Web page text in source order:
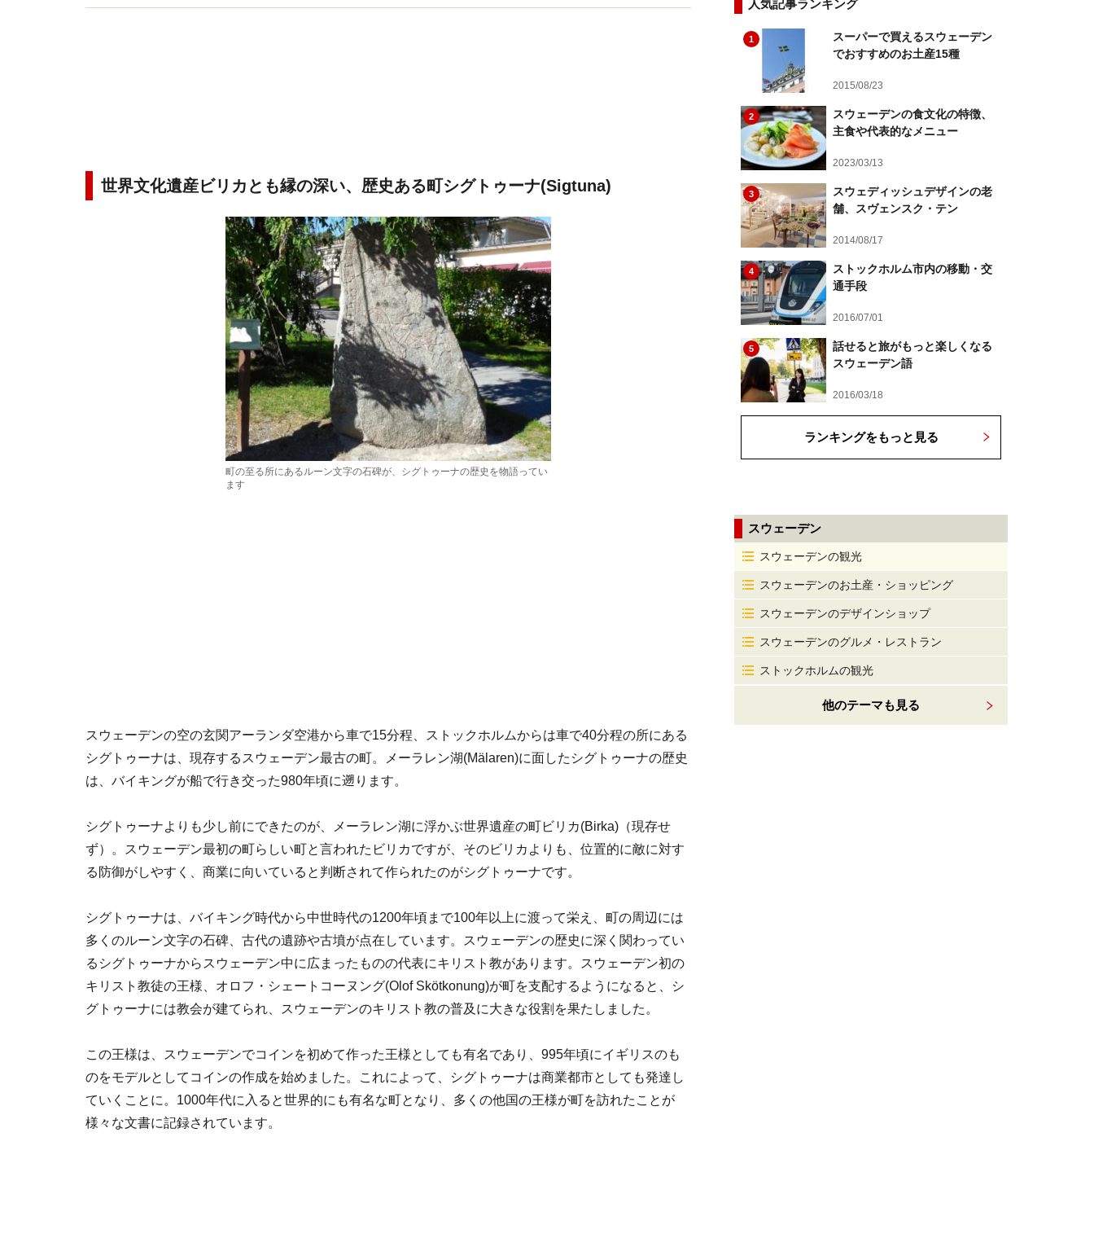
世界文化遺産ビリカとも縁の深い、歴史ある町シグトゥーナ(Sigtuna)
町の至る所にあるルーン文字の石碑が、シグトゥーナの歴史を物語ってい
ます
スウェーデンの空の玄関アーランダ空港から車で15分程、ストックホルムからは車で40分程の所にある
シグトゥーナは、現存するスウェーデン最古の町。メーラレン湖(Mälaren)に面したシグトゥーナの歴史
は、バイキングが船で行き交った980年頃に遡ります。
シグトゥーナよりも少し前にできたのが、メーラレン湖に浮かぶ世界遺産の町ビリカ(Birka)（現存せ
ず）。スウェーデン最初の町らしい町と言われたビリカですが、そのビリカよりも、位置的に敵に対す
る防御がしやすく、商業に向いていると判断されて作られたのがシグトゥーナです。
シグトゥーナは、バイキング時代から中世時代の1200年頃まで100年以上に渡って栄え、町の周辺には
多くのルーン文字の石碑、古代の遺跡や古墳が点在しています。スウェーデンの歴史に深く関わってい
るシグトゥーナからスウェーデン中に広まったものの代表にキリスト教があります。スウェーデン初の
キリスト教徒の王様、オロフ・シェートコーヌング(Olof Skötkonung)が町を支配するようになると、シ
グトゥーナには教会が建てられ、スウェーデンのキリスト教の普及に大きな役割を果たしました。
この王様は、スウェーデンでコインを初めて作った王様としても有名であり、995年頃にイギリスのも
のをモデルとしてコインの作成を始めました。これによって、シグトゥーナは商業都市としても発達し
ていくことに。1000年代に入ると世界的にも有名な町となり、多くの他国の王様が町を訪れたことが
様々な文書に記録されています。
人気記事ランキング
1
スーパーで買えるスウェーデン
でおすすめのお土産15種
2015/08/23
2
スウェーデンの食文化の特徴、
主食や代表的なメニュー
2023/03/13
3
スウェディッシュデザインの老
舗、スヴェンスク・テン
2014/08/17
4
ストックホルム市内の移動・交
通手段
2016/07/01
5
話せると旅がもっと楽しくなる
スウェーデン語
2016/03/18
ランキングをもっと見る
スウェーデン
スウェーデンの観光
スウェーデンのお土産・ショッピング
スウェーデンのデザインショップ
スウェーデンのグルメ・レストラン
ストックホルムの観光
他のテーマも見る